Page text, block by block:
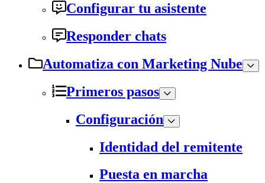
Configurar tu asistente
Responder chats
Automatiza con Marketing Nube
Primeros pasos
Configuración
Identidad del remitente
Puesta en marcha